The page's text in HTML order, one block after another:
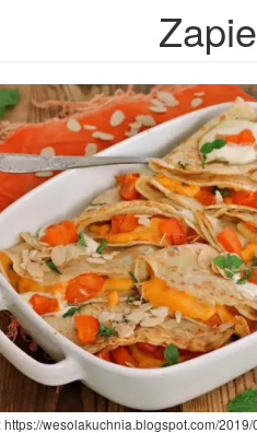
https://wesolakuchnia.blogspot.com/